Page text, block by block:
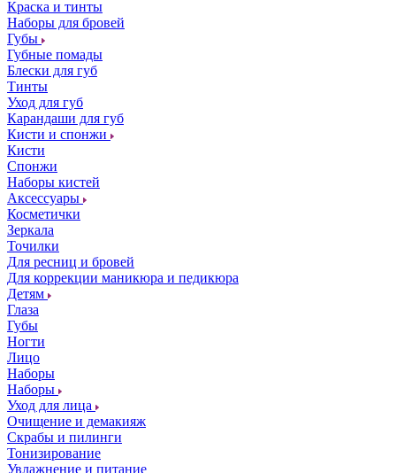
Краска и тинты
Наборы для бровей
Губы
Губные помады
Блески для губ
Тинты
Уход для губ
Карандаши для губ
Кисти и спонжи
Кисти
Спонжи
Наборы кистей
Аксессуары
Косметички
Зеркала
Точилки
Для ресниц и бровей
Для коррекции маникюра и педикюра
Детям
Глаза
Губы
Ногти
Лицо
Наборы
Наборы
Уход для лица
Очищение и демакияж
Скрабы и пилинги
Тонизирование
Увлажнение и питание